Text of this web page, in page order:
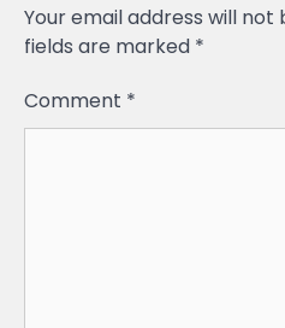
Your email address will not
fields are marked *
Comment *